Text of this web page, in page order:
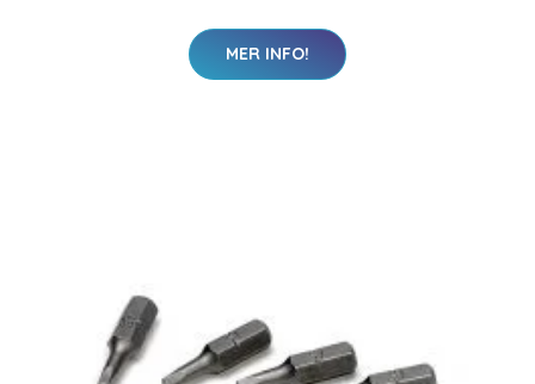
MER INFO!